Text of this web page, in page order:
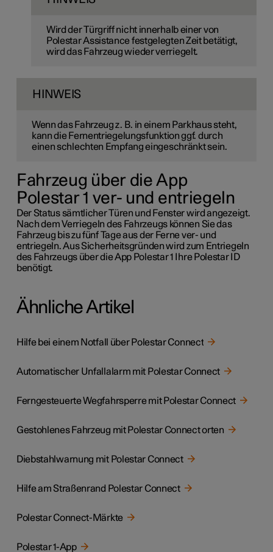
Wird der Türgriff nicht innerhalb einer von
Polestar Assistance festgelegten Zeit betätigt,
wird das Fahrzeug wieder verriegelt.
HINWEIS
Wenn das Fahrzeug z. B. in einem Parkhaus steht,
kann die Fernentriegelungsfunktion ggf. durch
einen schlechten Empfang eingeschränkt sein.
Fahrzeug über die App
Polestar 1 ver- und entriegeln
Der Status sämtlicher Türen und Fenster wird angezeigt.
Nach dem Verriegeln des Fahrzeugs können Sie das
Fahrzeug bis zu fünf Tage aus der Ferne ver- und
entriegeln. Aus Sicherheitsgründen wird zum Entriegeln
des Fahrzeugs über die App Polestar 1
Ihre Polestar ID
benötigt.
Ähnliche Artikel
Hilfe bei einem Notfall über Polestar Connect
Automatischer Unfallalarm mit Polestar Connect
Ferngesteuerte Wegfahrsperre mit Polestar Connect
Gestohlenes Fahrzeug mit Polestar Connect orten
Diebstahlwarnung mit Polestar Connect
Hilfe am Straßenrand Polestar Connect
Polestar Connect-Märkte
Polestar 1-App